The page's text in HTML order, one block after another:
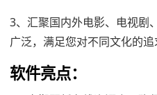
3、汇聚国内外电影、电视剧
广泛，满足您对不同文化的追
软件亮点：